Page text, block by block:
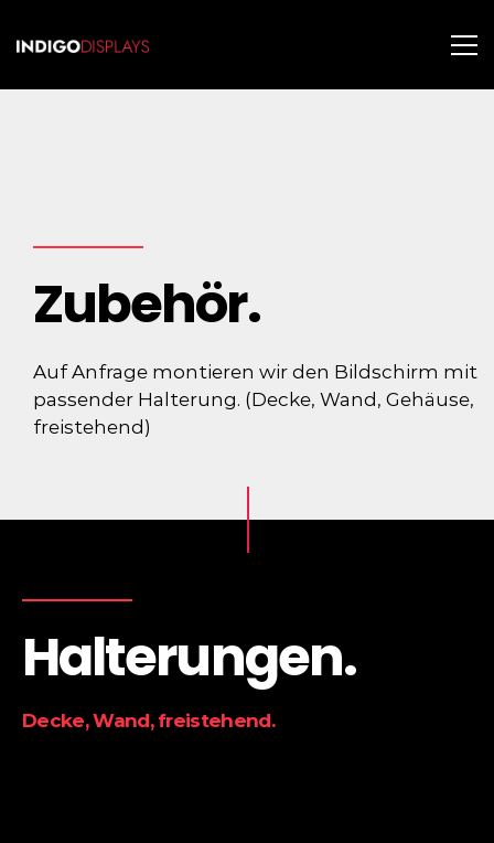
Zubehör.
Auf Anfrage montieren wir den Bildschirm mit
passender Halterung. (Decke, Wand, Gehäuse,
freistehend)
Halterungen.
Decke, Wand, freistehend.